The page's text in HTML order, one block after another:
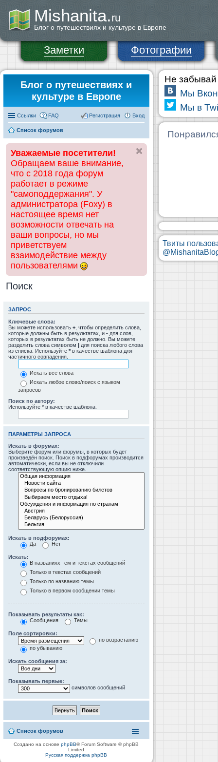
Mishanita.ru
Блог о путешествиях и культуре в Европе
Заметки Фотографии
Блог о путешествиях и
культуре в Европе
Ссылки FAQ Вход
Регистрация
Список форумов
Уважаемые посетители!
Обращаем ваше внимание,
что с 2018 года форум
работает в режиме
"самоподдержания". У
администратора (Foxy) в
настоящее время нет
возможности отвечать на
ваши вопросы, но мы
приветствуем
взаимодействие между
пользователями
Поиск
ЗАПРОС
Ключевые слова:
Вы можете использовать + , чтобы определить слова,
которые должны быть в результатах, и - для слов,
которых в результатах быть не должно. Вы можете
разделить слова символом | для поиска любого слова
из списка. Используйте * в качестве шаблона для
частичного совпадения.
Искать все слова
Искать любое слово/поиск с языком
запросов
Поиск по автору:
Используйте * в качестве шаблона.
ПАРАМЕТРЫ ЗАПРОСА
Искать в форумах:
Выберите форум или форумы, в которых будет
произведён поиск. Поиск в подфорумах производится
автоматически, если вы не отключили
соответствующую опцию ниже.
Искать в подфорумах:
Да
Нет
Искать:
В названиях тем и текстах сообщений
Только в текстах сообщений
Только по названию темы
Только в первом сообщении темы
Показывать результаты как:
Сообщения
Темы
Поле сортировки:
по возрастанию
по убыванию
Искать сообщения за:
Показывать первые:
символов сообщений
Список форумов
Создано на основеphpBB® Forum Software © phpBB
Limited
Русская поддержка phpBB
Не забывай
Мы
Мы в
Твиты